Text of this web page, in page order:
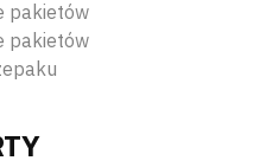
pakietów
pakietów